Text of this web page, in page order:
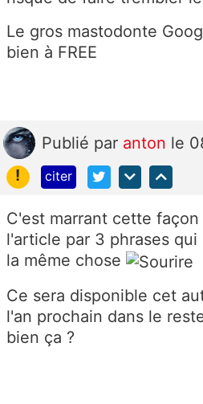
Le gros mastodonte
bien à FREE
Publié par anton le
!
citer
C'est marrant cette
l'article par 3 phrases
la même chose
Ce sera disponible cet
l'an prochain dans le
bien ça ?